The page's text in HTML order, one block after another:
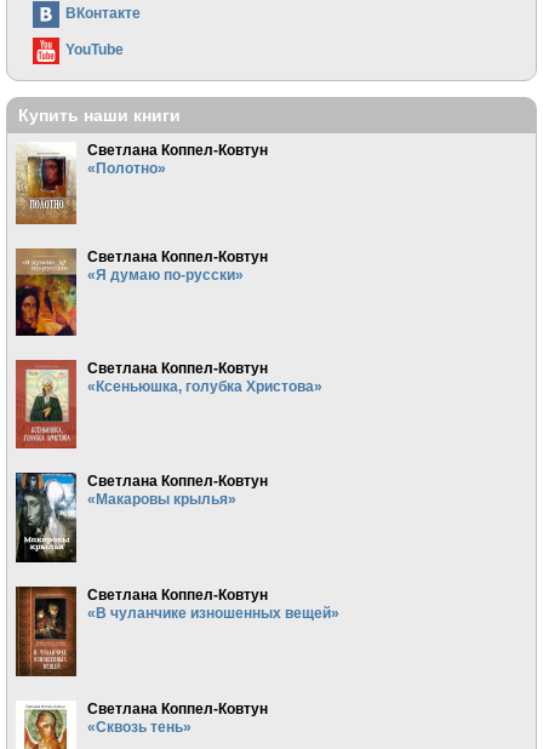
ВКонтакте
YouTube
Купить наши книги
Светлана Коппел-Ковтун
«Полотно»
Светлана Коппел-Ковтун
«Я думаю по-русски»
Светлана Коппел-Ковтун
«Ксеньюшка, голубка Христова»
Светлана Коппел-Ковтун
«Макаровы крылья»
Светлана Коппел-Ковтун
«В чуланчике изношенных вещей»
Светлана Коппел-Ковтун
«Сквозь тень»